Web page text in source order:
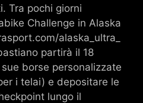
Tra pochi giorni
Challenge in Alaska
alaska_ultra_
partirà il 18
borse personalizzate
i telai) e depositare le
lungo il